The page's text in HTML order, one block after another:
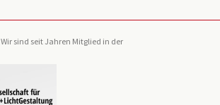
Wir sind seit Jahren Mitglied in der